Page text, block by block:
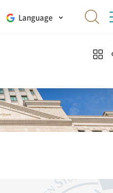
Language